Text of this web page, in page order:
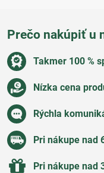
Prečo nakúpiť u
Takmer 100 %
Nízka cena
Rýchla
Pri nákupe nad
Pri nákupe nad